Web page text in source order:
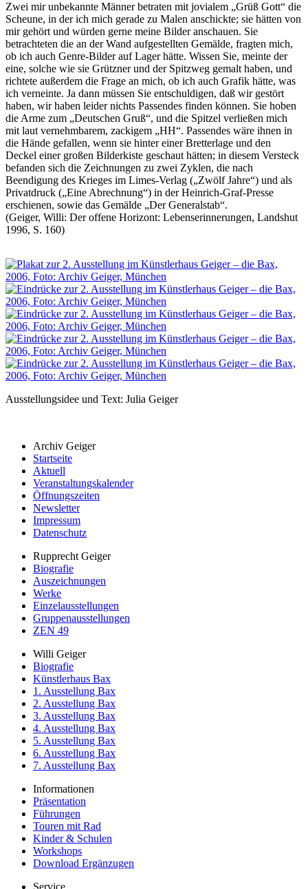
Zwei mir unbekannte Männer betraten mit jovialem „Grüß Gott“ die
Scheune, in der ich mich gerade zu Malen anschickte; sie hätten von
mir gehört und würden gerne meine Bilder anschauen. Sie
betrachteten die an der Wand aufgestellten Gemälde, fragten mich,
ob ich auch Genre-Bilder auf Lager hätte. Wissen Sie, meinte der
eine, solche wie sie Grützner und der Spitzweg gemalt haben, und
richtete außerdem die Frage an mich, ob ich auch Grafik hätte, was
ich verneinte. Ja dann müssen Sie entschuldigen, daß wir gestört
haben, wir haben leider nichts Passendes finden können. Sie hoben
die Arme zum „Deutschen Gruß“, und die Spitzel verließen mich
mit laut vernehmbarem, zackigem „HH“. Passendes wäre ihnen in
die Hände gefallen, wenn sie hinter einer Bretterlage und den
Deckel einer großen Bilderkiste geschaut hätten; in diesem Versteck
befanden sich die Zeichnungen zu zwei Zyklen, die nach
Beendigung des Krieges im Limes-Verlag („Zwölf Jahre“) und als
Privatdruck („Eine Abrechnung“) in der Heinrich-Graf-Presse
erschienen, sowie das Gemälde „Der Generalstab“.
(Geiger, Willi: Der offene Horizont: Lebenserinnerungen, Landshut
1996, S. 160)
Ausstellungsidee und Text: Julia Geiger
Archiv Geiger
Startseite
Aktuell
Veranstaltungskalender
Öffnungszeiten
Newsletter
Impressum
Datenschutz
Rupprecht Geiger
Biografie
Auszeichnungen
Werke
Einzelausstellungen
Gruppenausstellungen
ZEN 49
Willi Geiger
Biografie
Künstlerhaus Bax
1. Ausstellung Bax
2. Ausstellung Bax
3. Ausstellung Bax
4. Ausstellung Bax
5. Ausstellung Bax
6. Ausstellung Bax
7. Ausstellung Bax
Informationen
Präsentation
Führungen
Touren mit Rad
Kinder & Schulen
Workshops
Download Ergänzugen
Service